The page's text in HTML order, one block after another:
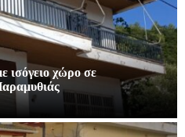
ισόγειο χώρο σε